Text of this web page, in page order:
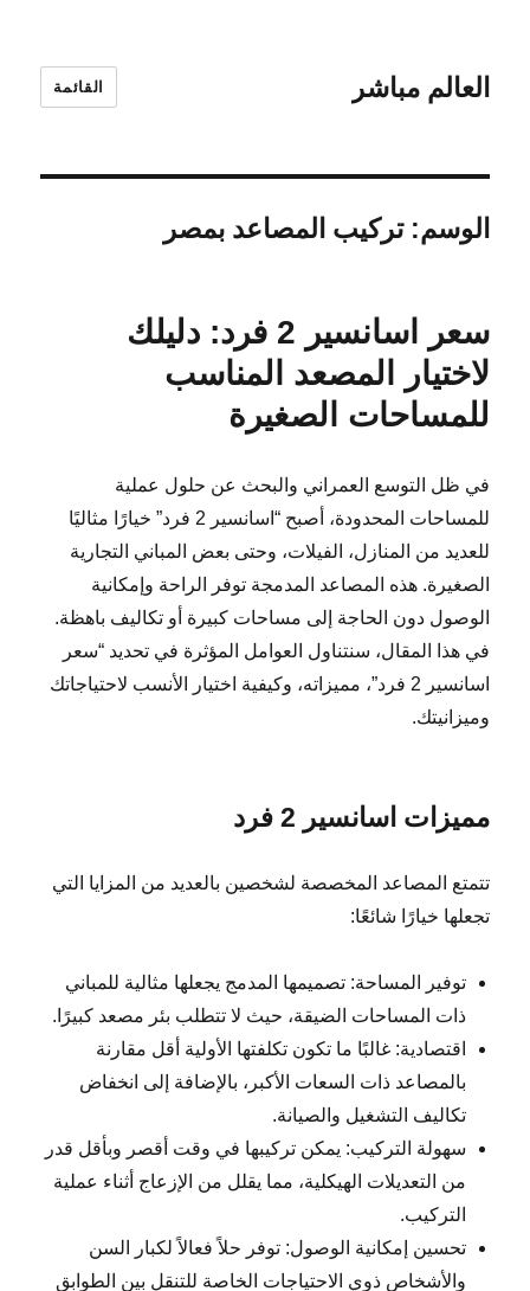
العالم مباشر القائمة
الوسم:تركيب المصاعد بمصر
سعر اسانسير 2 فرد: دليلك
لاختيار المصعد المناسب
للمساحات الصغيرة
في ظل التوسع العمراني والبحث عن حلول عملية
للمساحات المحدودة، أصبح “اسانسير 2 فرد” خيارًا مثاليًا
للعديد من المنازل، الفيلات، وحتى بعض المباني التجارية
الصغيرة. هذه المصاعد المدمجة توفر الراحة وإمكانية
الوصول دون الحاجة إلى مساحات كبيرة أو تكاليف باهظة.
في هذا المقال، سنتناول العوامل المؤثرة في تحديد “سعر
اسانسير 2 فرد”، مميزاته، وكيفية اختيار الأنسب لاحتياجاتك
وميزانيتك.
مميزات اسانسير 2 فرد
تتمتع المصاعد المخصصة لشخصين بالعديد من المزايا التي
تجعلها خيارًا شائعًا:
توفير المساحة: تصميمها المدمج يجعلها مثالية للمباني
ذات المساحات الضيقة، حيث لا تتطلب بئر مصعد كبيرًا.
اقتصادية: غالبًا ما تكون تكلفتها الأولية أقل مقارنة
بالمصاعد ذات السعات الأكبر، بالإضافة إلى انخفاض
تكاليف التشغيل والصيانة.
سهولة التركيب: يمكن تركيبها في وقت أقصر وبأقل قدر
من التعديلات الهيكلية، مما يقلل من الإزعاج أثناء عملية
التركيب.
تحسين إمكانية الوصول: توفر حلاً فعالاً لكبار السن
والأشخاص ذوي الاحتياجات الخاصة للتنقل بين الطوابق